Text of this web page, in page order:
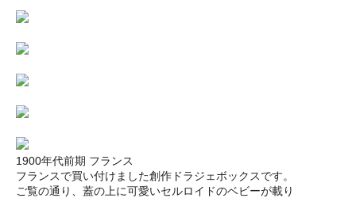
1900年代前期 フランス
フランスで買い付けました創作ドラジェボックスです。
ご覧の通り、蓋の上に可愛いセルロイドのベビーが載り